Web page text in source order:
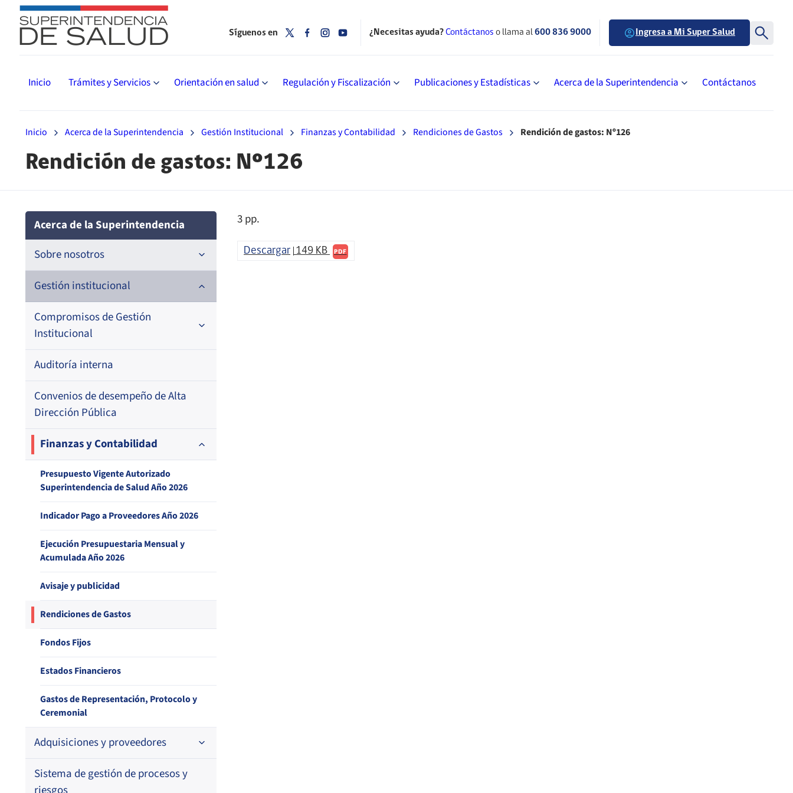
Inicio Trámites y Servicios Orientación en salud Regulación y Fiscalización Publicaciones y Estadísticas Acerca de la Superintendencia Contáctanos
Síguenos en ¿Necesitas ayuda?Contáctanos o llama al600 836 9000 Ingresa a Mi Super Salud
Inicio Acerca de la Superintendencia Gestión Institucional Finanzas y Contabilidad Rendiciones de Gastos Rendición de gastos: Nº126
Rendición de gastos: Nº126
Acerca de la Superintendencia
Sobre nosotros
Historia
Definiciones estratégicas
Superintendencia contrata personal
Organigrama y Estructura Orgánica
Atribuciones de la Institución según
DFL N°1, MINSAL
Gestión institucional
Compromisos de Gestión
Institucional
1. Formulación Metas de Eficiencia
2. Resultado Metas de Eficiencia
Institucional (MEI)
Balance de Gestión Integral
Bonificación de estímulo por desempeño
funcionario/a individual
Satisfacción Usuaria
Estudio de satisfacción de usuarios –
Sistema de Salud
Estudio de satisfacción de usuarios –
Estudio de satisfacción de entidades
reguladas – Aseguradoras y Prestadores
Reclamos contra Aseguradoras
Archivo histórico de documentos
Auditoría interna
Convenios de desempeño de Alta
Dirección Pública
Finanzas y Contabilidad
Presupuesto Vigente Autorizado
Superintendencia de Salud Año 2026
Indicador Pago a Proveedores Año 2026
Ejecución Presupuestaria Mensual y
Acumulada Año 2026
Avisaje y publicidad
Rendiciones de Gastos
Fondos Fijos
Estados Financieros
Gastos de Representación, Protocolo y
Ceremonial
Adquisiciones y proveedores
Contrataciones
Sistema de gestión de procesos y
3 pp.
Descargar 149 KB PDF